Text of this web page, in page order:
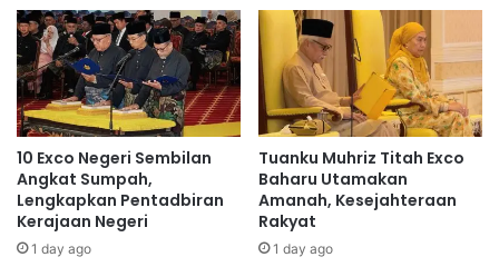
d
u
k
u
s
a
h
a
w
a
n
t
k
a
n
i
n
s
e
n
t
i
10 Exco Negeri Sembilan
Angkat Sumpah,
Lengkapkan Pentadbiran
Kerajaan Negeri
1 day ago
Tuanku Muhriz Titah Exco
Baharu Utamakan
Amanah, Kesejahteraan
Rakyat
1 day ago